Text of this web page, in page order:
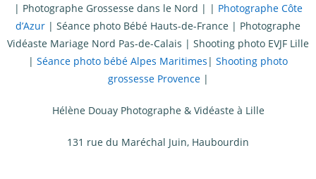
| Photographe Grossesse dans le Nord | | Photographe Côte
d’Azur | Séance photo Bébé Hauts-de-France | Photographe
Vidéaste Mariage Nord Pas-de-Calais | Shooting photo EVJF Lille
| Séance photo bébé Alpes Maritimes | Shooting photo
grossesse Provence|
Hélène Douay Photographe & Vidéaste à Lille
131 rue du Maréchal Juin, Haubourdin